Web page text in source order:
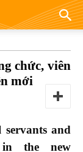
chức, viên
mới
servants and
in the new